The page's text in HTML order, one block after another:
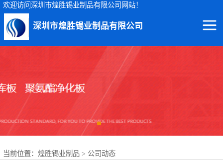
欢迎访问深圳市煌胜锡业制品有限公司网站！
深圳市煌胜锡业制品有限公司
当前位置： 煌胜锡业制品 > 公司动态
回收锡条
回收锡膏
回收锡锭